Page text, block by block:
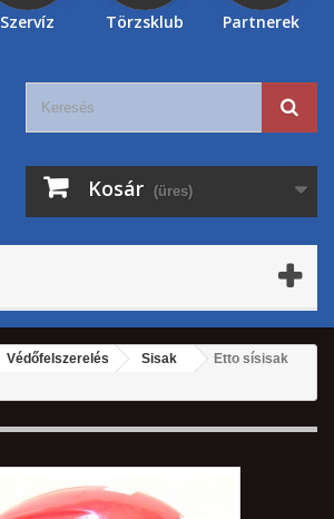
Szervíz Törzsklub Partnerek
Kosár (üres)
Védőfelszerelés Sisak
Etto sísisak